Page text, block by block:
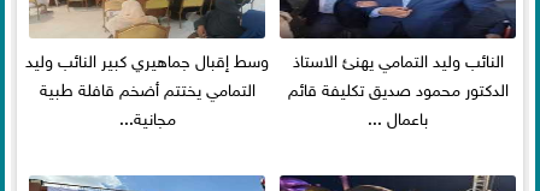
النائب وليد التمامي يهنئ الاستاذ
الدكتور محمود صديق تكليفة قائم
باعمال ...
وسط إقبال جماهيري كبير النائب وليد
التمامي يختتم أضخم قافلة طبية
مجانية...